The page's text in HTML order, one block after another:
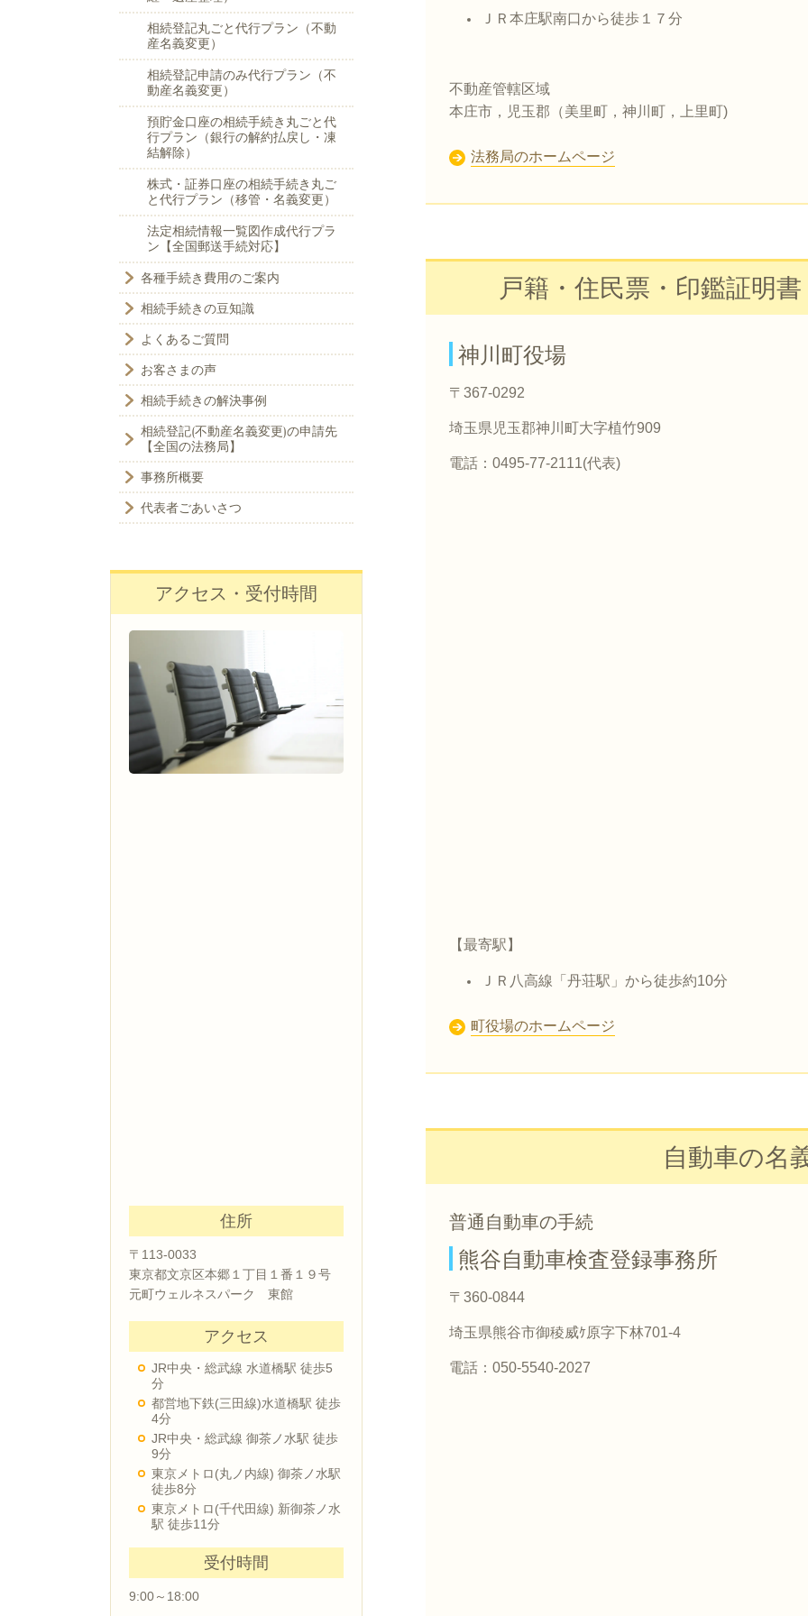
ＪＲ本庄駅南口から徒歩１７分
不動産管轄区域
本庄市，児玉郡（美里町，神川町，上里町)
法務局のホームページ
戸籍・住民票・印鑑証明
神川町役場
〒367-0292
埼玉県児玉郡神川町大字植竹909
電話：0495-77-2111(代表)
【最寄駅】
ＪＲ八高線「丹荘駅」から徒歩約10分
町役場のホームページ
自動車の名
普通自動車の手続
熊谷自動車検査登録事務所
〒360-0844
埼玉県熊谷市御稜威ｹ原字下林701-4
電話：050-5540-2027
相続登記丸ごと代行プラン（不動
産名義変更）
相続登記申請のみ代行プラン（不
動産名義変更）
預貯金口座の相続手続き丸ごと代
行プラン（銀行の解約払戻し・凍
結解除）
株式・証券口座の相続手続き丸ご
と代行プラン（移管・名義変更）
法定相続情報一覧図作成代行プラ
ン【全国郵送手続対応】
各種手続き費用のご案内
相続手続きの豆知識
よくあるご質問
お客さまの声
相続手続きの解決事例
相続登記(不動産名義変更)の申請先
【全国の法務局】
事務所概要
代表者ごあいさつ
アクセス・受付時間
住所
〒113-0033
東京都文京区本郷１丁目１番１９号
元町ウェルネスパーク 東館
アクセス
JR中央・総武線 水道橋駅 徒歩5
分
都営地下鉄(三田線)水道橋駅 徒歩
4分
JR中央・総武線 御茶ノ水駅 徒歩
9分
東京メトロ(丸ノ内線) 御茶ノ水駅
徒歩8分
東京メトロ(千代田線) 新御茶ノ水
駅 徒歩11分
受付時間
9:00～18:00